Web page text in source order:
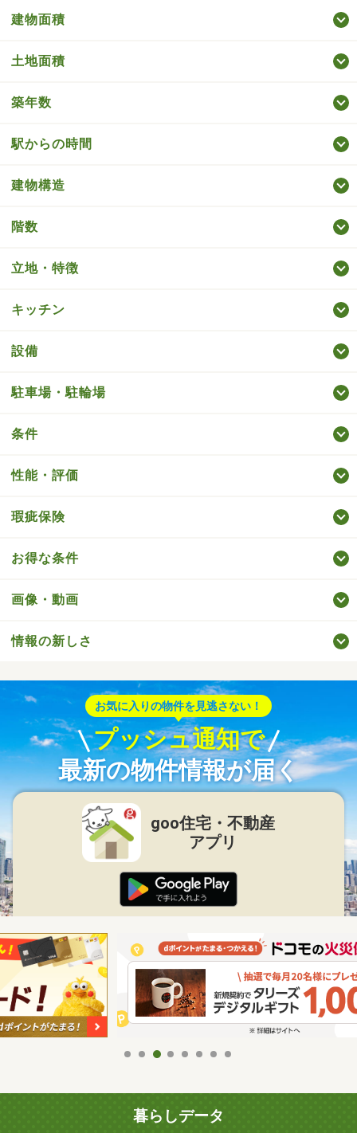
建物面積
土地面積
築年数
駅からの時間
建物構造
階数
立地・特徴
キッチン
設備
駐車場・駐輪場
条件
性能・評価
瑕疵保険
お得な条件
画像・動画
情報の新しさ
お気に入りの物件を見逃さない！
プッシュ通知で
最新の物件情報が届く
goo住宅・不動産
アプリ
暮らしデータ